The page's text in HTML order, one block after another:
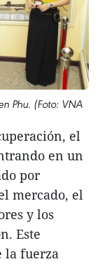
Phu. (Foto: VNA
el
en un
por
mercado, el
y los
Este
la fuerza